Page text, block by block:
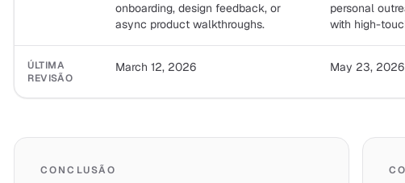
onboarding, design feedback, or
async product walkthroughs.
personal
with high-
ÚLTIMA
REVISÃO
March 12, 2026 May 23, 2026
CONCLUSÃO